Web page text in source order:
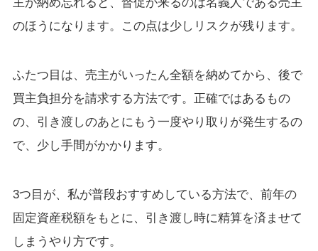
のほうになります。この点は少しリスクが残ります。
ふたつ目は、売主がいったん全額を納めてから、後で
買主負担分を請求する方法です。正確ではあるもの
の、引き渡しのあとにもう一度やり取りが発生するの
で、少し手間がかかります。
3つ目が、私が普段おすすめしている方法で、前年の
固定資産税額をもとに、引き渡し時に精算を済ませて
しまうやり方です。